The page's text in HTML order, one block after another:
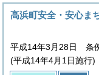
高浜町安全・安心ま
平成14年3月28日 条
(平成14年4月1日施行)